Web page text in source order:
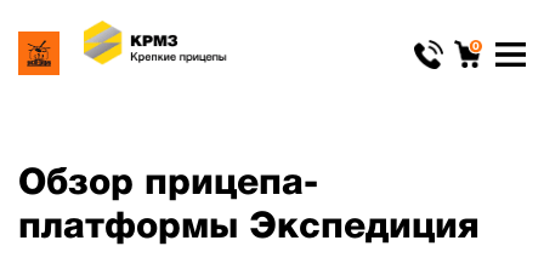
0
Обзор прицепа-
платформы Экспедиция